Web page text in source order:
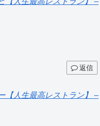
返信
【人生最高レストラン】 –